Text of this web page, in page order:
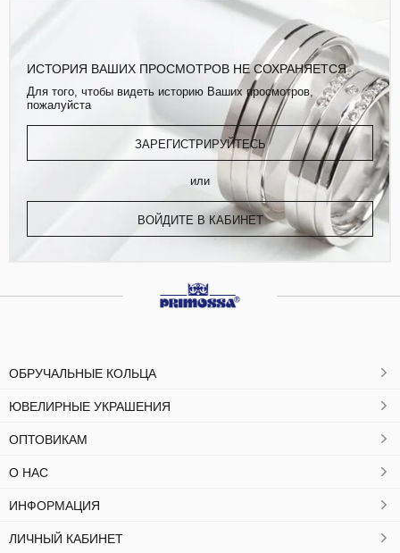
ИСТОРИЯ ВАШИХ ПРОСМОТРОВ НЕ СОХРАНЯЕТСЯ
Для того, чтобы видеть историю Ваших просмотров,
пожалуйста
ЗАРЕГИСТРИРУЙТЕСЬ
или
ВОЙДИТЕ В КАБИНЕТ
ОБРУЧАЛЬНЫЕ КОЛЬЦА
ЮВЕЛИРНЫЕ УКРАШЕНИЯ
ОПТОВИКАМ
О НАС
ИНФОРМАЦИЯ
ЛИЧНЫЙ КАБИНЕТ